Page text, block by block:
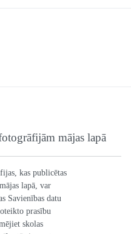
mājas lapā
kas publicētas
lapā, var
Savienības datu
prasību
skolas